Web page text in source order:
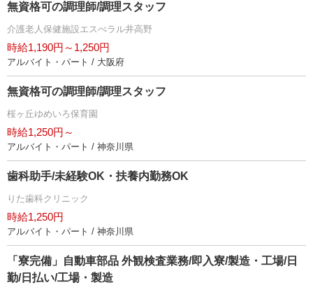
無資格可の調理師/調理スタッフ
介護老人保健施設エスぺラル井高野
時給1,190円～1,250円
アルバイト・パート / 大阪府
無資格可の調理師/調理スタッフ
桜ヶ丘ゆめいろ保育園
時給1,250円～
アルバイト・パート / 神奈川県
歯科助手/未経験OK・扶養内勤務OK
りた歯科クリニック
時給1,250円
アルバイト・パート / 神奈川県
「寮完備」自動車部品 外観検査業務/即入寮/製造・工場/日
勤/日払い/工場・製造